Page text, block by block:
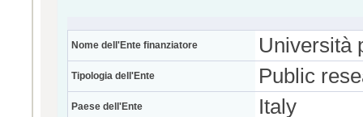
Nome dell'Ente finanziatore Università
Tipologia dell'Ente Public
Paese dell'Ente Italy